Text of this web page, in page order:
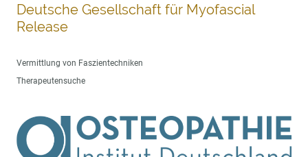
Deutsche Gesellschaft für Myofascial
Release
Vermittlung von Faszientechniken
Therapeutensuche